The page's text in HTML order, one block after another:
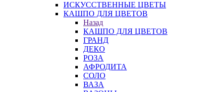
ИСКУССТВЕННЫЕ ЦВЕТЫ
КАШПО ДЛЯ ЦВЕТОВ
Назад
КАШПО ДЛЯ ЦВЕТОВ
ГРАНД
ДЕКО
РОЗА
АФРОДИТА
СОЛО
ВАЗА